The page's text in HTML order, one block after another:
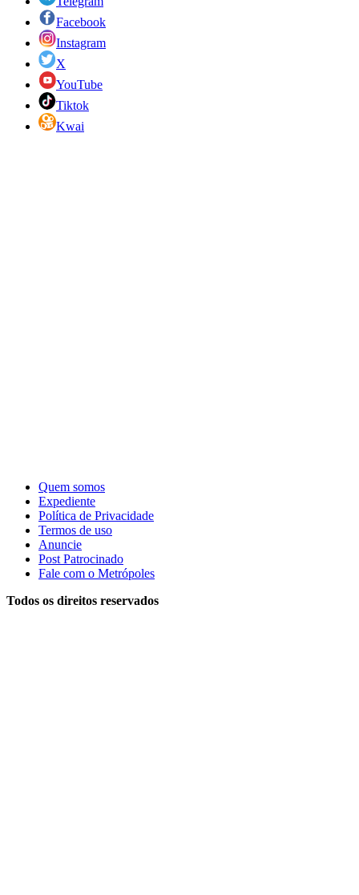
Facebook
Instagram
X
YouTube
Tiktok
Kwai
Quem somos
Expediente
Política de Privacidade
Termos de uso
Anuncie
Post Patrocinado
Fale com o Metrópoles
Todos os direitos reservados